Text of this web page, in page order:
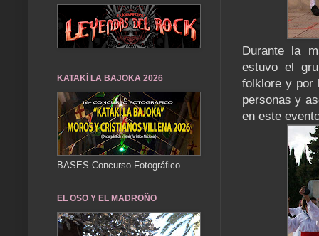
Durante la
estuvo el
folklore y por
personas y
en este
KATAKÍ LA BAJOKA 2026
BASES Concurso Fotográfico
EL OSO Y EL MADROÑO